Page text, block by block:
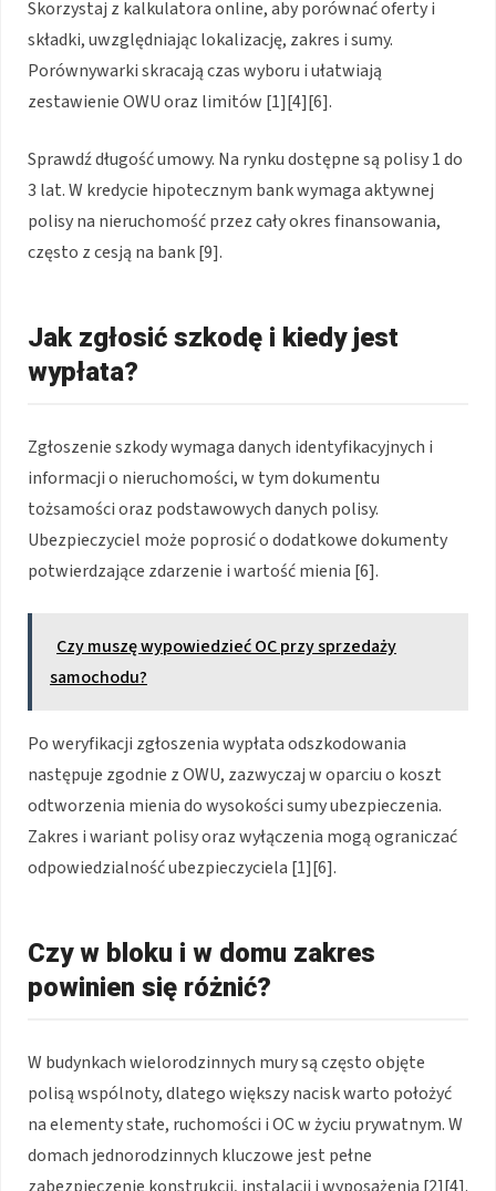
Skorzystaj z kalkulatora online, aby porównać oferty i
składki, uwzględniając lokalizację, zakres i sumy.
Porównywarki skracają czas wyboru i ułatwiają
zestawienie OWU oraz limitów [1][4][6].
Sprawdź długość umowy. Na rynku dostępne są polisy 1 do
3 lat. W kredycie hipotecznym bank wymaga aktywnej
polisy na nieruchomość przez cały okres finansowania,
często z cesją na bank [9].
Jak zgłosić szkodę i kiedy jest
wypłata?
Zgłoszenie szkody wymaga danych identyfikacyjnych i
informacji o nieruchomości, w tym dokumentu
tożsamości oraz podstawowych danych polisy.
Ubezpieczyciel może poprosić o dodatkowe dokumenty
potwierdzające zdarzenie i wartość mienia [6].
Czy muszę wypowiedzieć OC przy sprzedaży
samochodu?
Po weryfikacji zgłoszenia wypłata odszkodowania
następuje zgodnie z OWU, zazwyczaj w oparciu o koszt
odtworzenia mienia do wysokości sumy ubezpieczenia.
Zakres i wariant polisy oraz wyłączenia mogą ograniczać
odpowiedzialność ubezpieczyciela [1][6].
Czy w bloku i w domu zakres
powinien się różnić?
W budynkach wielorodzinnych mury są często objęte
polisą wspólnoty, dlatego większy nacisk warto położyć
na elementy stałe, ruchomości i OC w życiu prywatnym. W
domach jednorodzinnych kluczowe jest pełne